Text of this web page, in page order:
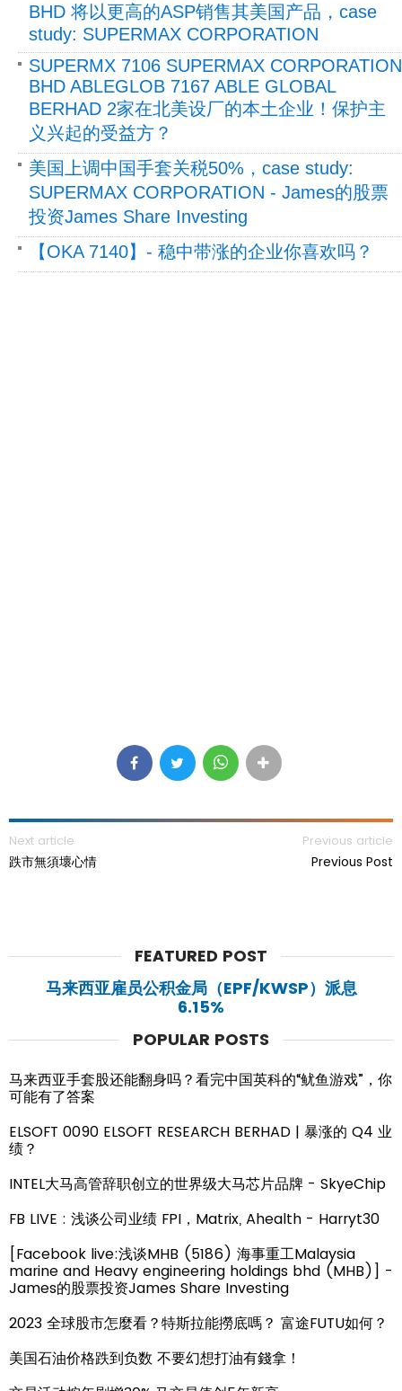
BHD 将以更高的ASP销售其美国产品，case
study: SUPERMAX CORPORATION
SUPERMX 7106 SUPERMAX CORPORATION
BHD ABLEGLOB 7167 ABLE GLOBAL
BERHAD 2家在北美设厂的本土企业！保护主
义兴起的受益方？
美国上调中国手套关税50%，case study:
SUPERMAX CORPORATION - James的股票
投资James Share Investing
【OKA 7140】- 稳中带涨的企业你喜欢吗？
Next article
跌市無須壞心情
Previous article
Previous Post
FEATURED POST
马来西亚雇员公积金局（EPF/KWSP）派息
6.15%
POPULAR POSTS
马来西亚手套股还能翻身吗？看完中国英科的“鱿鱼游戏”，你
可能有了答案
ELSOFT 0090 ELSOFT RESEARCH BERHAD | 暴涨的 Q4 业
绩？
INTEL大马高管辞职创立的世界级大马芯片品牌 - SkyeChip
FB LIVE : 浅谈公司业绩 FPI，Matrix, Ahealth - Harryt30
[Facebook live:浅谈MHB (5186) 海事重工Malaysia
marine and Heavy engineering holdings bhd (MHB)] -
James的股票投资James Share Investing
2023 全球股市怎麼看？特斯拉能撈底嗎？ 富途FUTU如何？
美国石油价格跌到负数 不要幻想打油有錢拿！